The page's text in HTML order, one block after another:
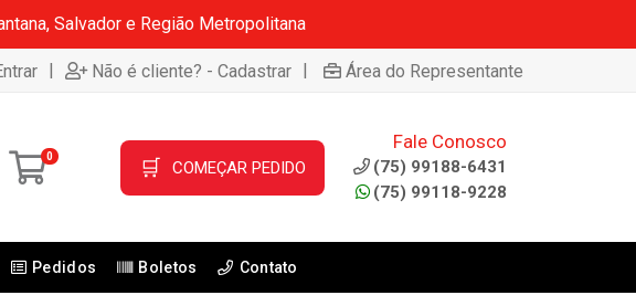
Salvador e Região Metropolitana
| Não é cliente? - Cadastrar | Área do Representante
0 🛒 COMEÇAR PEDIDO
Fale Conosco
(75) 99188-6431
(75) 99118-9228
Pedidos Boletos Contato